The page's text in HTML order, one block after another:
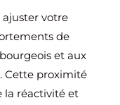
ajuster votre
de
et aux
Cette proximité
la réactivité et